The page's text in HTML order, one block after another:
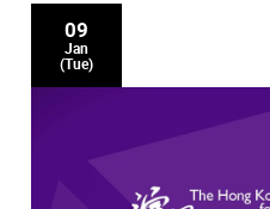
09
Jan
(Tue)